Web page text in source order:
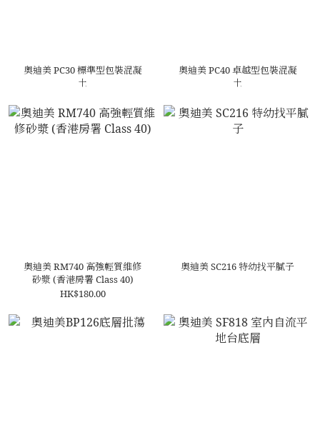
奧迪美 PC30 標準型包裝混凝
土
奧迪美 PC40 卓越型包裝混凝
土
奧迪美 RM740 高強輕質維修
砂漿 (香港房署 Class 40)
HK$180.00
奧迪美 SC216 特幼找平膩子